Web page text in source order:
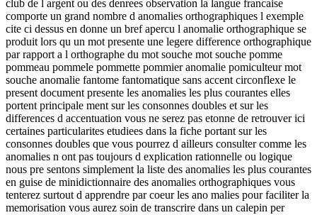
club de l argent ou des denrees observation la langue francaise
comporte un grand nombre d anomalies orthographiques l exemple
cite ci dessus en donne un bref apercu l anomalie orthographique se
produit lors qu un mot presente une legere difference orthographique
par rapport a l orthographe du mot souche mot souche pomme
pommeau pommele pommette pommier anomalie pomiculteur mot
souche anomalie fantome fantomatique sans accent circonflexe le
present document presente les anomalies les plus courantes elles
portent principale ment sur les consonnes doubles et sur les
differences d accentuation vous ne serez pas etonne de retrouver ici
certaines particularites etudiees dans la fiche portant sur les
consonnes doubles que vous pourrez d ailleurs consulter comme les
anomalies n ont pas toujours d explication rationnelle ou logique
nous pre sentons simplement la liste des anomalies les plus courantes
en guise de minidictionnaire des anomalies orthographiques vous
tenterez surtout d apprendre par coeur les ano malies pour faciliter la
memorisation vous aurez soin de transcrire dans un calepin per